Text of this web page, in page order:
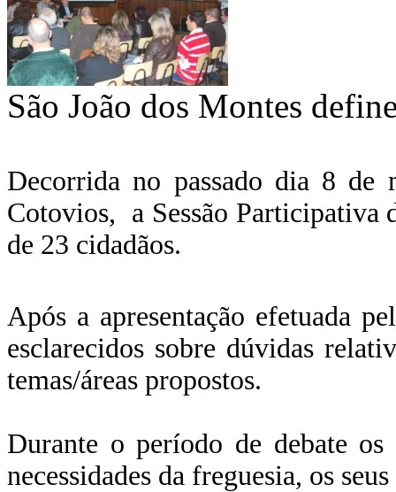
São João dos Montes
Decorrida no passado dia 8 de
Cotovios, a Sessão Participativa
de 23 cidadãos.
Após a apresentação efetuada
esclarecidos sobre dúvidas
temas/áreas propostos.
Durante o período de debate
necessidades da freguesia, os